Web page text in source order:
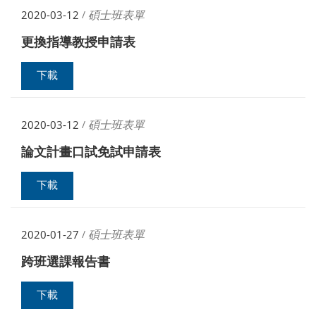
2020-03-12 / 碩士班表單
更換指導教授申請表
下載
2020-03-12 / 碩士班表單
論文計畫口試免試申請表
下載
2020-01-27 / 碩士班表單
跨班選課報告書
下載